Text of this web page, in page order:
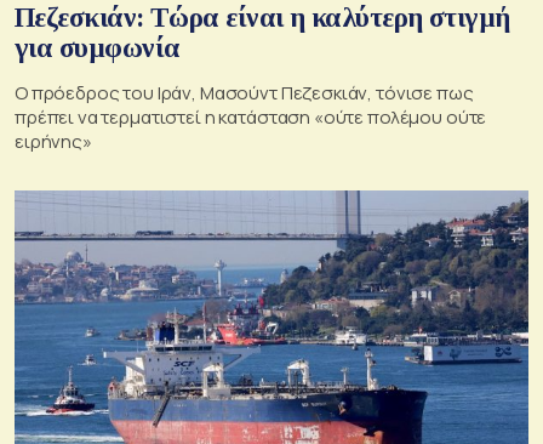
Πεζεσκιάν: Τώρα είναι η καλύτερη στιγμή
για συμφωνία
Ο πρόεδρος του Ιράν, Μασούντ Πεζεσκιάν, τόνισε πως
πρέπει να τερματιστεί η κατάσταση «ούτε πολέμου ούτε
ειρήνης»